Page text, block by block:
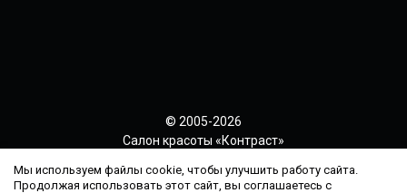
© 2005-2026
Салон красоты «Контраст»
Политика конфиденциальности
Мы используем файлы cookie, чтобы улучшить работу сайта.
Продолжая использовать этот сайт, вы соглашаетесь с